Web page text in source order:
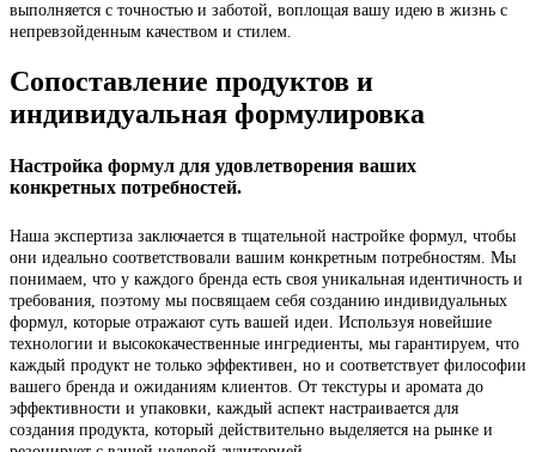
выполняется с точностью и заботой, воплощая вашу идею в жизнь с
непревзойденным качеством и стилем.
Сопоставление продуктов и
индивидуальная формулировка
Настройка формул для удовлетворения ваших
конкретных потребностей.
Наша экспертиза заключается в тщательной настройке формул, чтобы
они идеально соответствовали вашим конкретным потребностям. Мы
понимаем, что у каждого бренда есть своя уникальная идентичность и
требования, поэтому мы посвящаем себя созданию индивидуальных
формул, которые отражают суть вашей идеи. Используя новейшие
технологии и высококачественные ингредиенты, мы гарантируем, что
каждый продукт не только эффективен, но и соответствует философии
вашего бренда и ожиданиям клиентов. От текстуры и аромата до
эффективности и упаковки, каждый аспект настраивается для
создания продукта, который действительно выделяется на рынке и